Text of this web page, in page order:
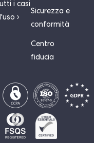
i casi
›
Sicurezza e
conformità
Centro
fiducia